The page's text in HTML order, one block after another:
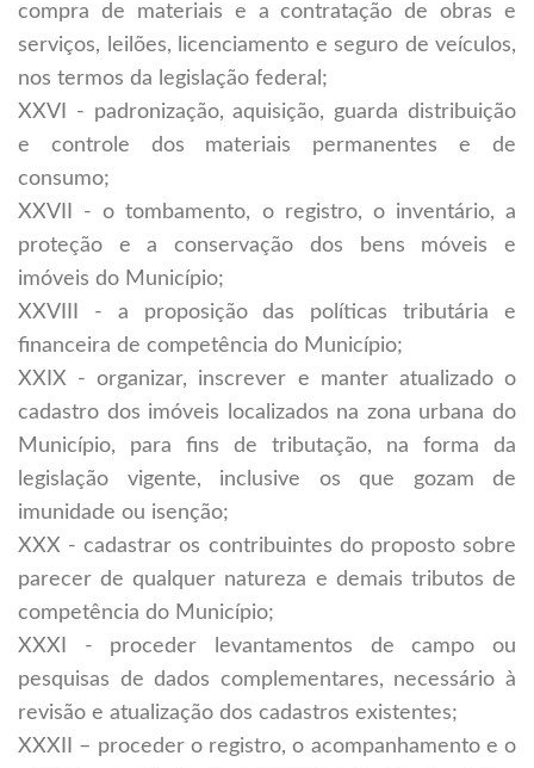
compra de materiais e a contratação de obras e
serviços, leilões, licenciamento e seguro de veículos,
nos termos da legislação federal;
XXVI - padronização, aquisição, guarda distribuição
e controle dos materiais permanentes e de
consumo;
XXVII - o tombamento, o registro, o inventário, a
proteção e a conservação dos bens móveis e
imóveis do Município;
XXVIII - a proposição das políticas tributária e
financeira de competência do Município;
XXIX - organizar, inscrever e manter atualizado o
cadastro dos imóveis localizados na zona urbana do
Município, para fins de tributação, na forma da
legislação vigente, inclusive os que gozam de
imunidade ou isenção;
XXX - cadastrar os contribuintes do proposto sobre
parecer de qualquer natureza e demais tributos de
competência do Município;
XXXI - proceder levantamentos de campo ou
pesquisas de dados complementares, necessário à
revisão e atualização dos cadastros existentes;
XXXII – proceder o registro, o acompanhamento e o